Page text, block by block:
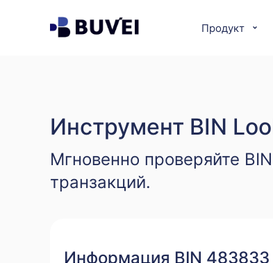
Продукт
Инструмент BIN
Мгновенно проверяйте
транзакций.
Информация BIN 483833